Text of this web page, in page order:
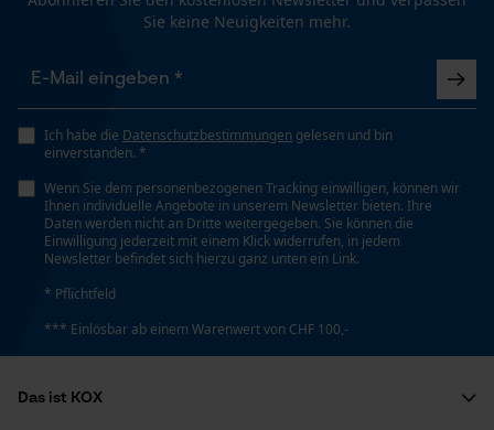
Sie keine Neuigkeiten mehr.
Ich habe die Datenschutzbestimmungen gelesen und bin
einverstanden. *
Wenn Sie dem personenbezogenen Tracking einwilligen, können wir
Ihnen individuelle Angebote in unserem Newsletter bieten. Ihre
Daten werden nicht an Dritte weitergegeben. Sie können die
Einwilligung jederzeit mit einem Klick widerrufen, in jedem
Newsletter befindet sich hierzu ganz unten ein Link.
* Pflichtfeld
*** Einlösbar ab einem Warenwert von CHF 100,-
Das ist KOX